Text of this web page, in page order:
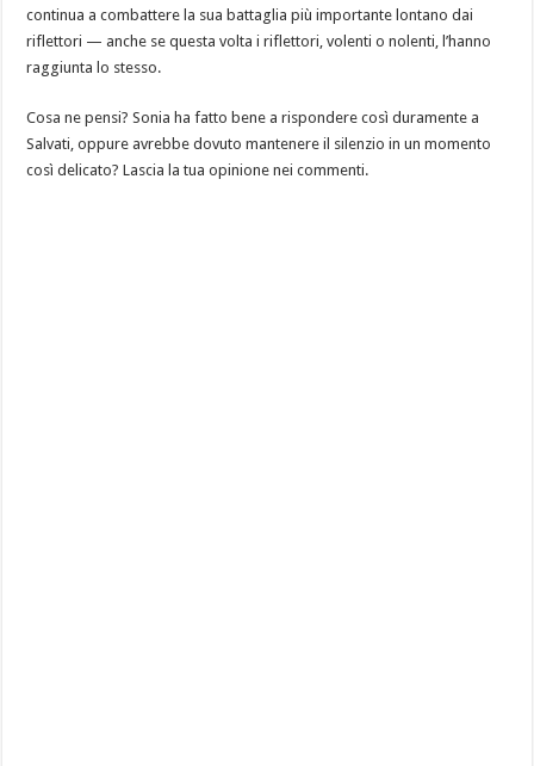
continua a combattere la sua battaglia più importante lontano dai
riflettori — anche se questa volta i riflettori, volenti o nolenti, l’hanno
raggiunta lo stesso.
Cosa ne pensi? Sonia ha fatto bene a rispondere così duramente a
Salvati, oppure avrebbe dovuto mantenere il silenzio in un momento
così delicato? Lascia la tua opinione nei commenti.